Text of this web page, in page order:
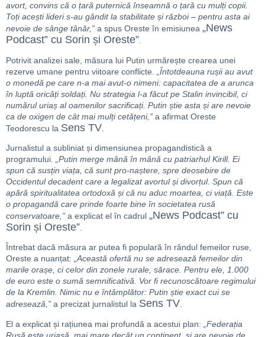
avort, convins că o țară puternică înseamnă o țară cu mulți copii.
Toți acești lideri s-au gândit la stabilitate și război – pentru asta ai
nevoie de sânge tânăr,” a spus Oreste în emisiunea „News
Podcast” cu Sorin și Oreste”
Potrivit analizei sale, măsura lui Putin urmărește crearea unei
rezerve umane pentru viitoare conflicte.
„Întotdeauna rușii au avut
o monedă pe care n-a mai avut-o nimeni: capacitatea de a arunca
în luptă oricâți soldați. Nu strategia l-a făcut pe Stalin invincibil, ci
numărul uriaș al oamenilor sacrificați. Putin știe asta și are nevoie
ca de oxigen de cât mai mulți cetățeni,” a afirmat Oreste
Teodorescu la Sens TV
Jurnalistul a subliniat și dimensiunea propagandistică a
programului.
„Putin merge mână în mână cu patriarhul Kirill. Ei
spun că susțin viața, că sunt pro-naștere, spre deosebire de
Occidentul decadent care a legalizat avortul și divorțul. Spun că
apără spiritualitatea ortodoxă și că nu aduc moartea, ci viață. Este
o propagandă care prinde foarte bine în societatea rusă
conservatoare,” a explicat el în cadrul „News Podcast” cu
Sorin și Oreste”
Întrebat dacă măsura ar putea fi populară în rândul femeilor ruse,
Oreste a nuanțat: „Această ofertă nu se adresează femeilor din
marile orașe, ci celor din zonele rurale, sărace. Pentru ele, 1.000
de euro este o sumă semnificativă. Vor fi recunoscătoare regimului
de la Kremlin. Nimic nu e întâmplător: Putin știe exact cui se
adresează,” a precizat jurnalistul la Sens TV.
El a explicat și rațiunea mai profundă a acestui plan:
„Federația
Rusă este uriașă, mai mare decât un continent, și are nevoie de